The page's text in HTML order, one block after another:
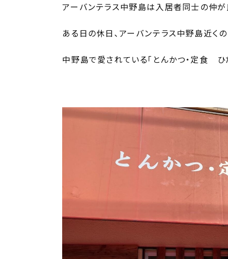
アーバンテラス中野島は入居者同士の仲が
ある日の休日、アーバンテラス中野島近く
中野島で愛されている「とんかつ・定食 ひ